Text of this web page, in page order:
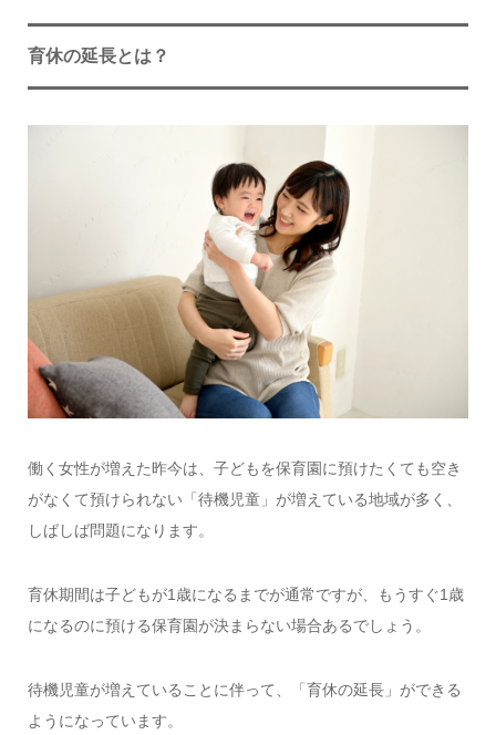
育休の延長とは？
働く女性が増えた昨今は、子どもを保育園に預けたくても空き
がなくて預けられない「待機児童」が増えている地域が多く、
しばしば問題になります。
育休期間は子どもが1歳になるまでが通常ですが、もうすぐ1歳
になるのに預ける保育園が決まらない場合あるでしょう。
待機児童が増えていることに伴って、「育休の延長」ができる
ようになっています。